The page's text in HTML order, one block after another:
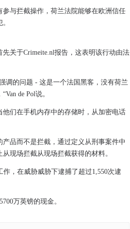
与拦截操作，荷兰法院能够在欧洲信任
关于Crimeite.nl报告，这表明该行动由法
调的问题 - 这是一个法国黑客，没有荷兰
de Pol说。
们在手机内存中的存储时，从加密电话
品而不是拦截，通过定义从刑事案件中
现场拦截从现场拦截获得的材料。
，在威胁威胁下逮捕了超过1,550次逮
万英镑的现金。